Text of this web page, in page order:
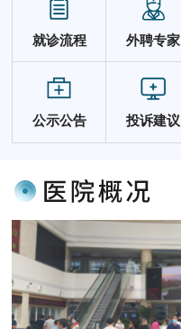
就诊流程 外聘专家
公示公告 投诉建议